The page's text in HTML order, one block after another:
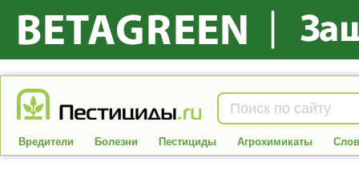
Вредители Болезни Пестициды Агрохимикаты